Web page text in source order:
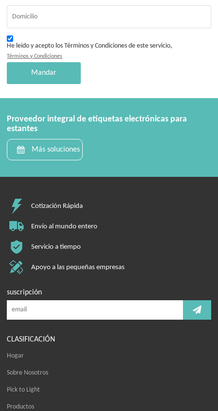
He leido y acepto los Términos y Condiciones de este servicio,
Términos y Condiciones
Mandar
Proveedor integral de etiquetas electrónicas para
estantes
Más soluciones
Cotización Rápida
Envío al mundo entero
Servicio a tiempo
Apoyo a las pequeñas empresas
suscripción
CLASIFICACIÓN
Hogar
Sobre Nosotros
Pick to Light
Productos